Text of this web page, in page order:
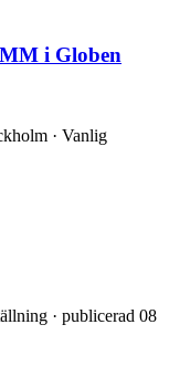
i Globen
· Vanlig
· publicerad 08